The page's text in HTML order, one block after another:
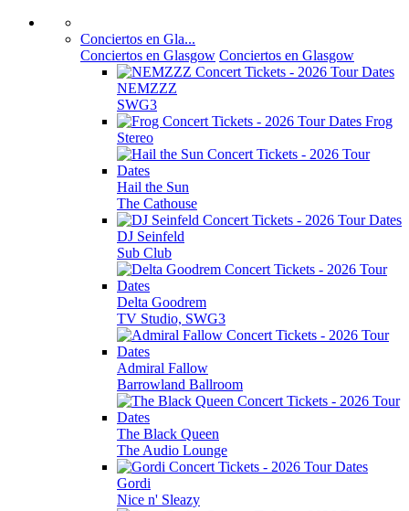
Conciertos en Gla...
Conciertos en Glasgow Conciertos en Glasgow
NEMZZZ
SWG3
Frog
Stereo
Hail the Sun
The Cathouse
DJ Seinfeld
Sub Club
Delta Goodrem
TV Studio, SWG3
Admiral Fallow
Barrowland Ballroom
The Black Queen
The Audio Lounge
Gordi
Nice n' Sleazy